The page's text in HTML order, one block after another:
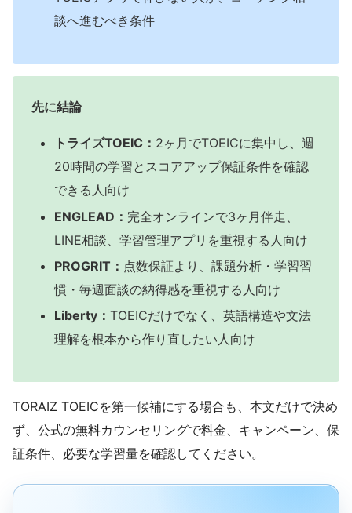
談へ進むべき条件
先に結論
トライズTOEIC： 2ヶ月でTOEICに集中し、週
20時間の学習とスコアアップ保証条件を確認
できる人向け
ENGLEAD： 完全オンラインで3ヶ月伴走、
LINE相談、学習管理アプリを重視する人向け
PROGRIT： 点数保証より、課題分析・学習習
慣・毎週面談の納得感を重視する人向け
Liberty：TOEICだけでなく、英語構造や文法
理解を根本から作り直したい人向け
TORAIZ TOEICを第一候補にする場合も、本文だけで決め
ず、公式の無料カウンセリングで料金、キャンペーン、保
証条件、必要な学習量を確認してください。